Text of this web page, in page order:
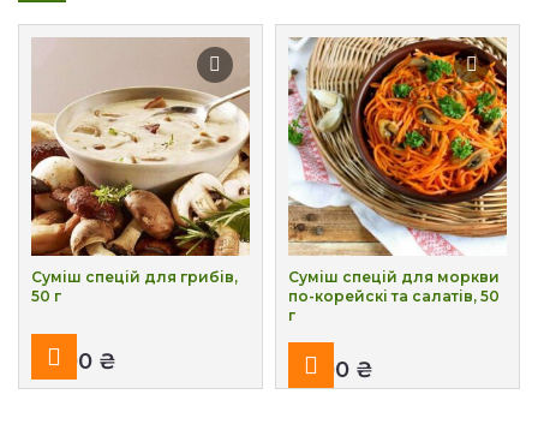
Суміш спецій для грибів,
50 г
₴
Суміш спецій для моркви
по-корейскі та салатів, 50
г
₴